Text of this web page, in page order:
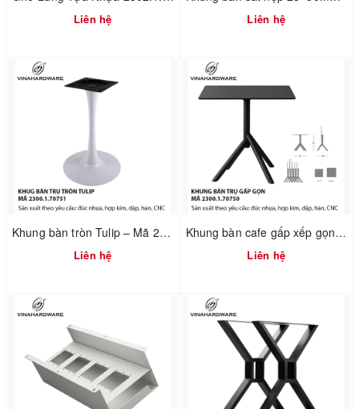
Liên hệ Liên hệ
Khung bàn tròn Tulip – Mã 2300.1.70751
Liên hệ
Khung bàn cafe gấp xếp gọn 2300.1.70750
Liên hệ